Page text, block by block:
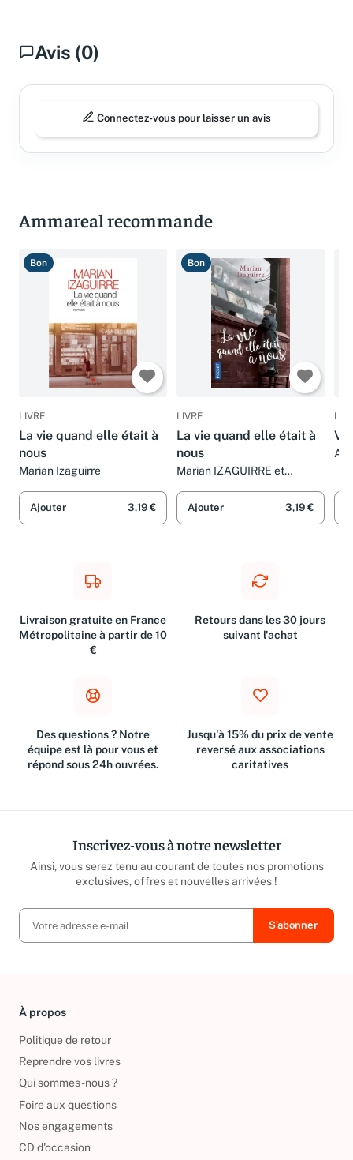
Avis (0)
Connectez-vous pour laisser un avis
Ammareal recommande
Bon
LIVRE
La vie quand elle était à
nous
Marian Izaguirre
Ajouter 3,19 €
Bon
LIVRE
La vie quand elle était à
nous
Marian IZAGUIRRE et
Ajouter 3,19 €
Livraison gratuite en France
Métropolitaine à partir de 10
€
Retours dans les 30 jours
suivant l'achat
Des questions ? Notre
équipe est là pour vous et
répond sous 24h ouvrées.
Jusqu'à 15% du prix de vente
reversé aux associations
caritatives
Inscrivez-vous à notre newsletter
Ainsi, vous serez tenu au courant de toutes nos promotions
exclusives, offres et nouvelles arrivées !
À propos
Politique de retour
Reprendre vos livres
Qui sommes-nous ?
Foire aux questions
Nos engagements
CD d'occasion